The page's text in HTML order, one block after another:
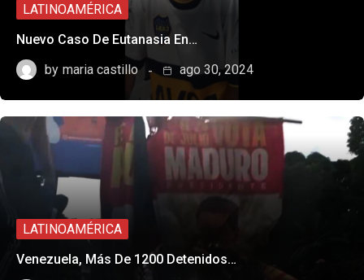
LATINOAMÉRICA
Nuevo Caso De Eutanasia En…
by maria castillo ago 30, 2024
LATINOAMÉRICA
Venezuela, Más De 1200 Detenidos…